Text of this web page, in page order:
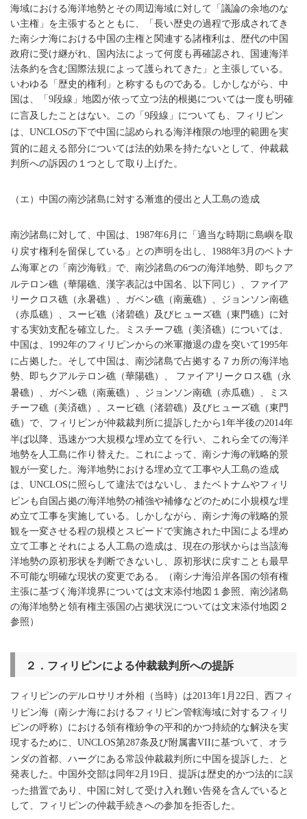
海域における海洋地勢とその周辺海域に対して「議論の余地のな
い主権」を主張するとともに、「長い歴史の過程で形成されてき
た南シナ海における中国の主権と関連する諸権利は、歴代の中国
政府に受け継がれ、国内法によって何度も再確認され、国連海洋
法条約を含む国際法規によって護られてきた」と主張している。
いわゆる「歴史的権利」と称するものである。しかしながら、中
国は、「9段線」地図が依って立つ法的根拠については一度も明確
に言及したことはない。この「9段線」についても、フィリピン
は、
UNCLOSの下で中国に認められる海洋権限の地理的範囲を実
質的に超える部分については法的効果を持たないとして、仲裁裁
判所への訴因の１つとして取り上げた。
（エ）中国の南沙諸島に対する漸進的侵出と人工島の造成
南沙諸島に対して、中国は、 1987年6月に「適当な時期に島嶼を取
り戻す権利を留保している」との声明を出し、
1988年3月のベトナ
ム海軍との「南沙海戦」で、南沙諸島の6つの海洋地勢、即ちクア
ルテロン礁（華陽礁、漢字表記は中国名、以下同じ）、ファイア
リークロス礁（永暑礁）、ガベン礁（南薫礁）、ジョンソン南礁
（赤瓜礁）、スービ礁（渚碧礁）及びヒューズ礁（東門礁）に対
する実効支配を確立した。ミスチーフ礁（美済礁）については、
中国は、
1992年のフィリピンからの米軍撤退の虚を突いて1995年
に占拠した。そして中国は、南沙諸島で占拠する７カ所の海洋地
勢、即ちクアルテロン礁（華陽礁）、
ファイアリークロス礁（永
暑礁）、ガベン礁（南薫礁）、ジョンソン南礁（赤瓜礁）、ミス
チーフ礁（美済礁）、スービ礁（渚碧礁）及びヒューズ礁（東門
礁）で、フィリピンが仲裁裁判所に提訴したから 1年半後の2014年
半ば以降、迅速かつ大規模な埋め立てを行い、これら全ての海洋
地勢を人工島に作り替えた。これによって、南シナ海の戦略的景
観が一変した。海洋地勢における埋め立て工事や人工島の造成
は、
UNCLOSに照らして違法ではないし、またベトナムやフィリ
ピンも自国占拠の海洋地勢の補強や補修などのために小規模な埋
め立て工事を実施している。しかしながら、南シナ海の戦略的景
観を一変させる程の規模とスピードで実施された中国による埋め
立て工事とそれによる人工島の造成は、現在の形状からは当該海
洋地勢の原初形状を判断できないし、原初形状に戻すことも最早
不可能な明確な現状の変更である。（南シナ海沿岸各国の領有権
主張に基づく海洋境界については文末添付地図１参照、南沙諸島
の海洋地勢と領有権主張国の占拠状況については文末添付地図２
参照）
２．フィリピンによる仲裁裁判所への提訴
フィリピンのデルロサリオ外相（当時）は2013年1 月 22日、西フィ
リピン海（南シナ海におけるフィリピン管轄海域に対するフィリ
ピンの呼称）における領有権紛争の平和的かつ持続的な解決を実
現するために、
UNCLOS第287条及び附属書VIIに基づいて、オラ
ンダの首都、ハーグにある常設仲裁裁判所に中国を提訴した、と
発表した。中国外交部は同年2月 19日、提訴は歴史的かつ法的に誤
った措置であり、中国に対して受け入れ難い告発を含んでいると
して、フィリピンの仲裁手続きへの参加を拒否した。